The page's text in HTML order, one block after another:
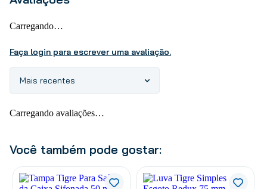
Carregando…
Faça login para escrever uma avaliação.
Mais recentes
Carregando avaliações…
Você também pode gostar: